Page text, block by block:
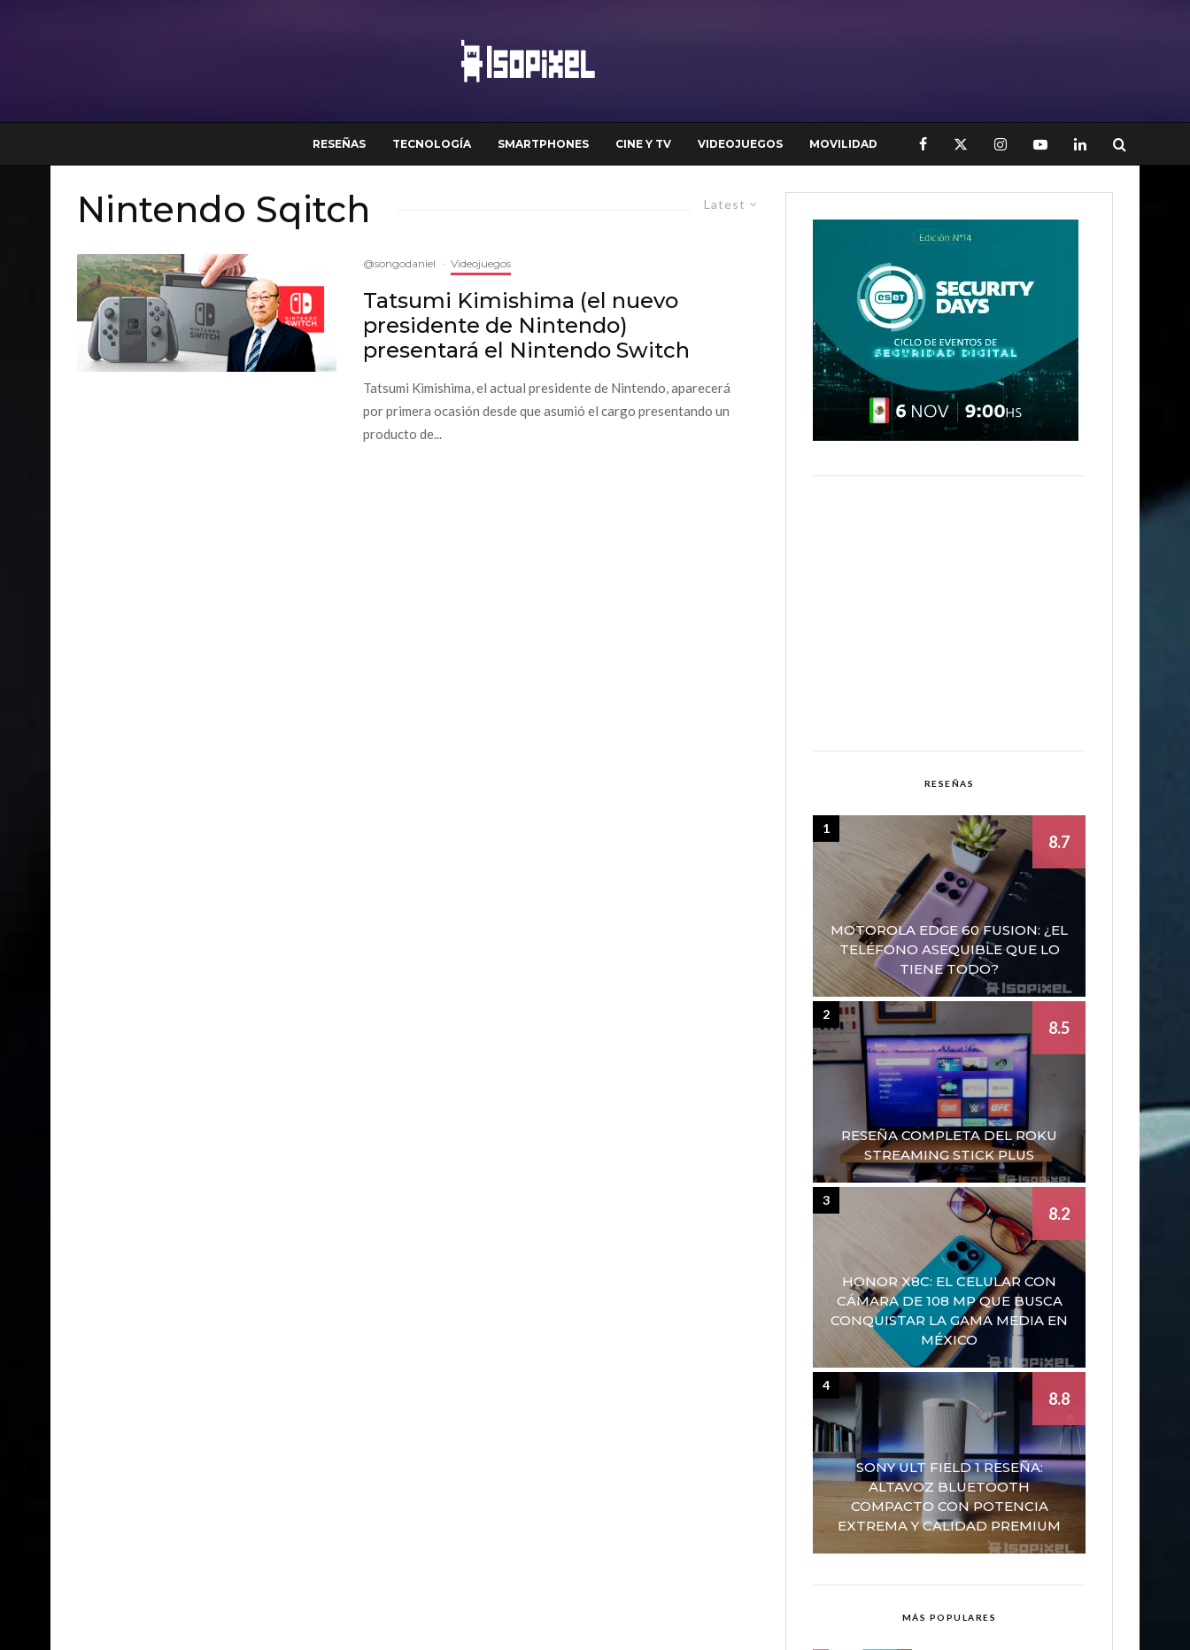
RESEÑAS TECNOLOGÍA SMARTPHONES CINE Y TV VIDEOJUEGOS MOVILIDAD
Latest
Nintendo Sqitch
@songodaniel · Videojuegos
Tatsumi Kimishima (el nuevo
presidente de Nintendo)
presentará el Nintendo Switch
Tatsumi Kimishima, el actual presidente de Nintendo, aparecerá
por primera ocasión desde que asumió el cargo presentando un
producto de...
RESEÑAS
MOTOROLA EDGE 60 FUSION: ¿EL
TELÉFONO ASEQUIBLE QUE LO
TIENE TODO?
8.7
1
RESEÑA COMPLETA DEL ROKU
STREAMING STICK PLUS
8.5
2
HONOR X8C: EL CELULAR CON
CÁMARA DE 108 MP QUE BUSCA
CONQUISTAR LA GAMA MEDIA EN
MÉXICO
8.2
3
SONY ULT FIELD 1 RESEÑA:
ALTAVOZ BLUETOOTH
COMPACTO CON POTENCIA
EXTREMA Y CALIDAD PREMIUM
8.8
4
MÁS POPULARES